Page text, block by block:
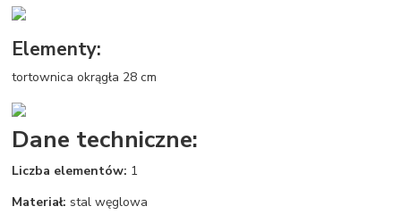
Elementy:
tortownica okrągła 28 cm
Dane techniczne:
Liczba elementów: 1
Materiał: stal węglowa